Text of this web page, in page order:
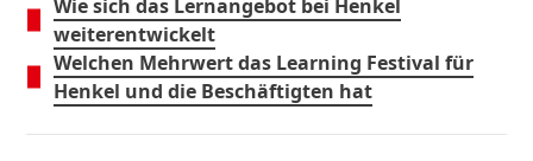
Wie sich das Lernangebot bei Henkel
weiterentwickelt
Welchen Mehrwert das Learning Festival für
Henkel und die Beschäftigten hat